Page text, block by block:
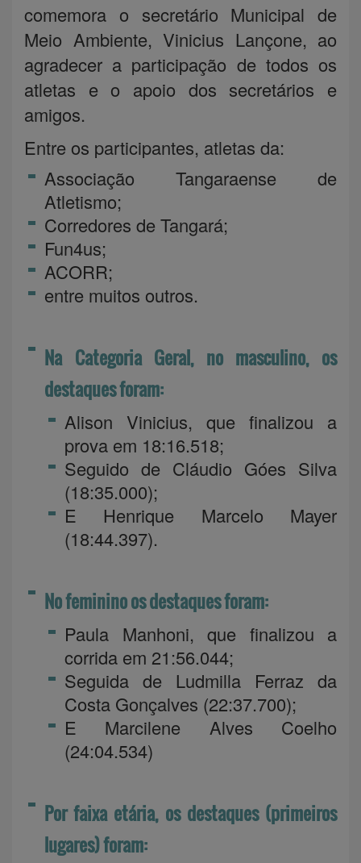
comemora o secretário Municipal de
Meio Ambiente, Vinicius Lançone, ao
agradecer a participação de todos os
atletas e o apoio dos secretários e
amigos.
Entre os participantes, atletas da:
Associação Tangaraense de
Atletismo;
Corredores de Tangará;
Fun4us;
ACORR;
entre muitos outros.
Na Categoria Geral, no masculino, os
destaques foram:
Alison Vinicius, que finalizou a
prova em 18:16.518;
Seguido de Cláudio Góes Silva
(18:35.000);
E Henrique Marcelo Mayer
(18:44.397).
No feminino os destaques foram:
Paula Manhoni, que finalizou a
corrida em 21:56.044;
Seguida de Ludmilla Ferraz da
Costa Gonçalves (22:37.700);
E Marcilene Alves Coelho
(24:04.534)
Por faixa etária, os destaques (primeiros
lugares) foram: